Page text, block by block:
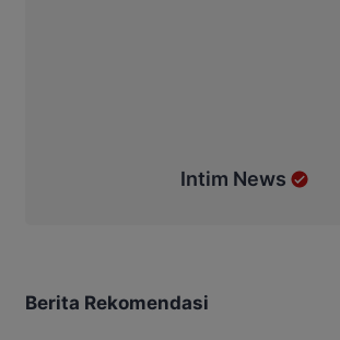
Intim News
Berita Rekomendasi